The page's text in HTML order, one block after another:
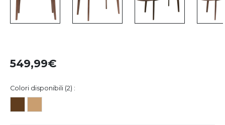
549,99
Colori disponibili (2) :